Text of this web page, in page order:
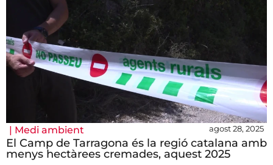
| Medi ambient agost 28, 2025
El Camp de Tarragona és la regió catalana amb
menys hectàrees cremades, aquest 2025